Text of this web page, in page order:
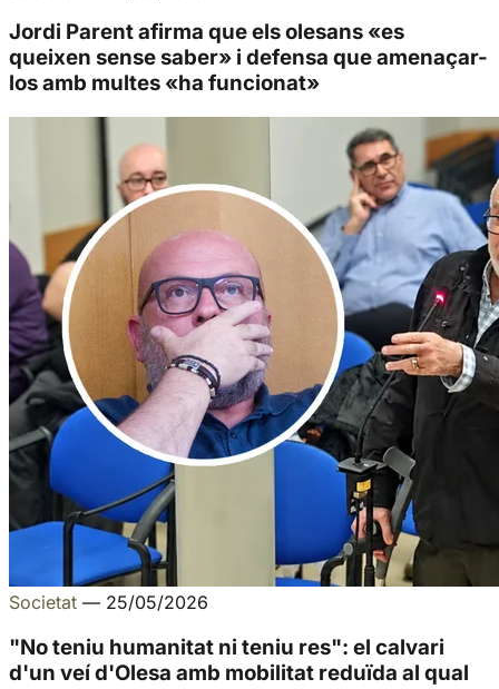
Jordi Parent afirma que els olesans «es
queixen sense saber» i defensa que amenaçar-
los amb multes «ha funcionat»
Societat — 25/05/2026
"No teniu humanitat ni teniu res": el calvari
d'un veí d'Olesa amb mobilitat reduïda al qual